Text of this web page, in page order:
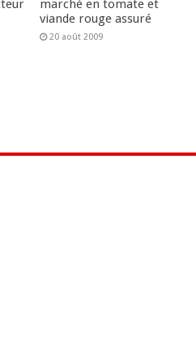
marché en tomate et
viande rouge assuré
20 août 2009